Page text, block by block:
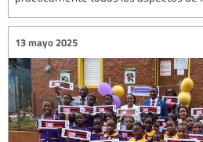
13 mayo 2025